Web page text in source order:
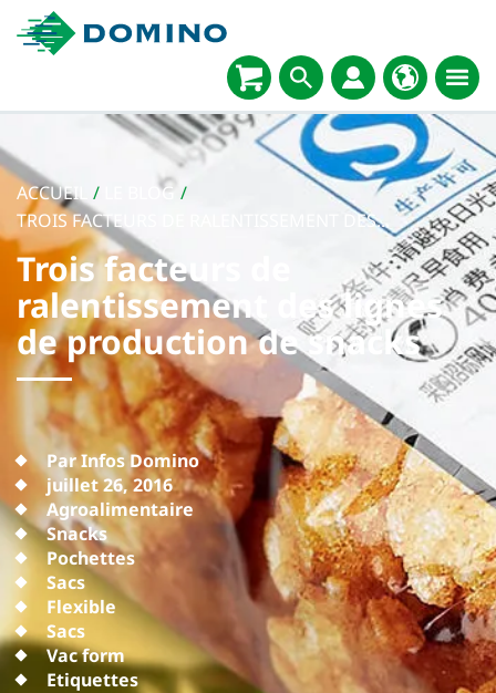
ACCUEIL / LE BLOG /
TROIS FACTEURS DE RALENTISSEMENT DES...
Trois facteurs de
ralentissement des lignes
de production de snacks
Par Infos Domino
juillet 26, 2016
Agroalimentaire
Snacks
Pochettes
Sacs
Flexible
Sacs
Vac form
Etiquettes